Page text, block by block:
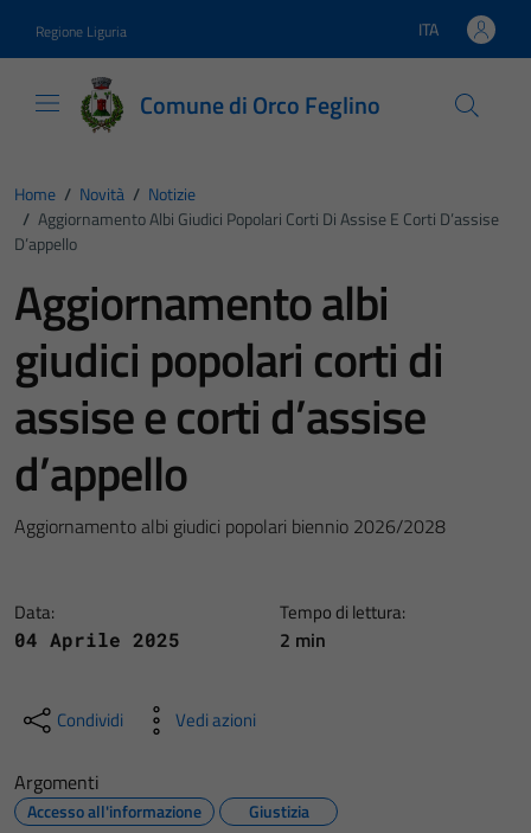
Regione Liguria Lingua attiva:
ITA
Comune di Orco Feglino
Home / Novità / Notizie
/ Aggiornamento Albi Giudici Popolari Corti Di Assise E Corti D’assise
D’appello
Aggiornamento albi
giudici popolari corti di
assise e corti d’assise
d’appello
Aggiornamento albi giudici popolari biennio 2026/2028
Data:
04 Aprile 2025
Tempo di lettura:
2 min
Condividi Vedi azioni
Argomenti
Accesso all'informazione Giustizia